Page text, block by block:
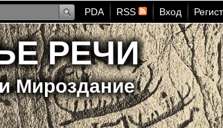
PDA RSS Вход
РЕЧИ
Мироздание